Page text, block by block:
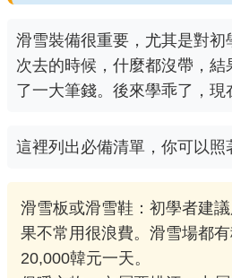
滑雪裝備很重要，尤其是對初
次去的時候，什麼都沒帶，
了一大筆錢。後來學乖了，現
這裡列出必備清單，你可以照
滑雪板或滑雪鞋：初學者建
果不常用很浪費。滑雪場都
20,000韓元一天。